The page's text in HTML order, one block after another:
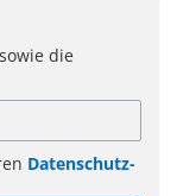
die
Datenschutz-